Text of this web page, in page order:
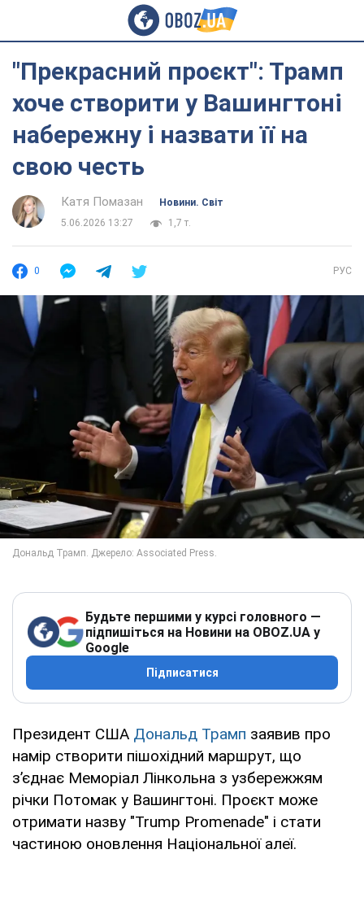
"Прекрасний проєкт": Трамп
хоче створити у Вашингтоні
набережну і назвати її на
свою честь
Катя Помазан
Новини. Світ
5.06.2026 13:27
1,7 т.
0 РУС
Будьте першими у курсі головного —
підпишіться на Новини на OBOZ.UA у
Google
Підписатися
Президент США Дональд Трамп заявив про
намір створити пішохідний маршрут, що
з’єднає Меморіал Лінкольна з узбережжям
річки Потомак у Вашингтоні. Проєкт може
отримати назву "Trump Promenade" і стати
частиною оновлення Національної алеї.